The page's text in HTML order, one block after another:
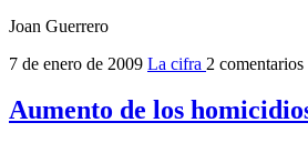
Joan Guerrero
7 de enero de 2009 La cifra 2 comentarios
Aumento de los